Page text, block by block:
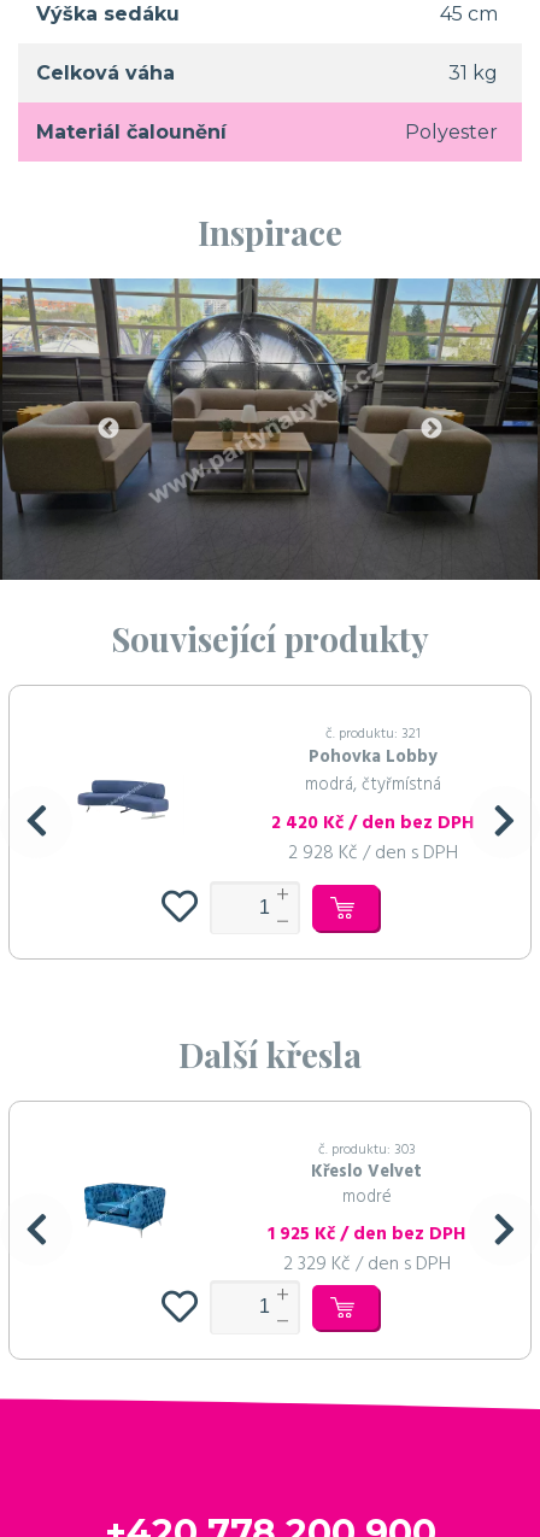
Výška sedáku 45 cm
Celková váha 31 kg
Materiál čalounění Polyester
Inspirace
Související produkty
č. produktu: 321
Pohovka Lobby
modrá, čtyřmístná
2 420 Kč / den bez DPH
2 928 Kč / den s DPH
Další křesla
č. produktu: 303
Křeslo Velvet
modré
1 925 Kč / den bez DPH
2 329 Kč / den s DPH